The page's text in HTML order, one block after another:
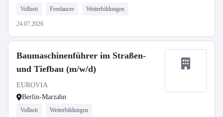
Vollzeit Freelancer Weiterbildungen
24.07.2026
Baumaschinenführer im Straßen-
und Tiefbau (m/w/d)
EUROVIA
Berlin-Marzahn
Vollzeit Weiterbildungen